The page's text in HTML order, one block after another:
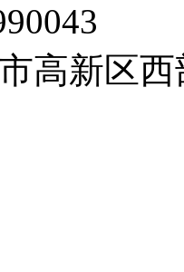
高新区西